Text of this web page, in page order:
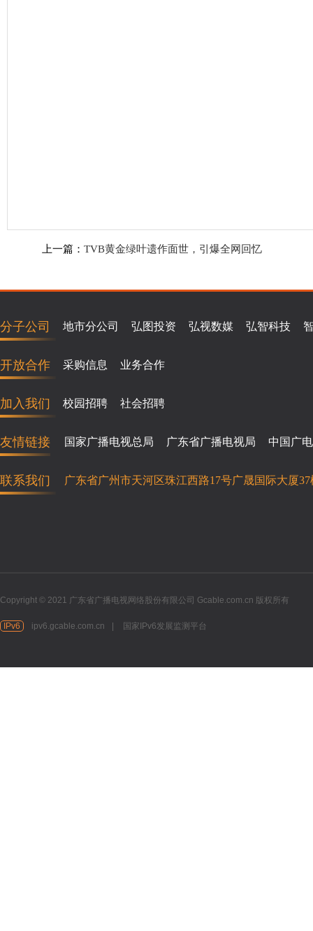
上一篇： TVB黄金绿叶遗作面世，引爆全网回忆
分子公司 地市分公司 弘图投资 弘视数媒 弘智科技
开放合作 采购信息 业务合作
加入我们 校园招聘 社会招聘
友情链接 国家广播电视总局 广东省广播电视局 中国广电
联系我们 广东省广州市天河区珠江西路17号广晟国际大厦37
Copyright © 2021 广东省广播电视网络股份有限公司 Gcable.com.cn 版权所有
IPv6 ipv6.gcable.com.cn | 国家IPv6发展监测平台